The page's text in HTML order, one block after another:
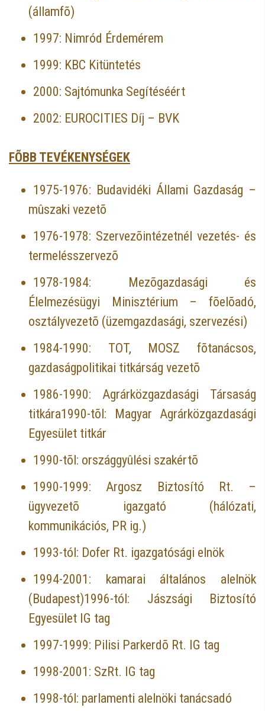
(államfõ)
1997: Nimród Érdemérem
1999: KBC Kitüntetés
2000: Sajtómunka Segítéséért
2002: EUROCITIES Díj – BVK
FÕBB TEVÉKENYSÉGEK
1975-1976: Budavidéki Állami Gazdaság –
mûszaki vezetõ
1976-1978: Szervezõintézetnél vezetés- és
termelésszervezõ
1978-1984: Mezõgazdasági és
Élelmezésügyi Minisztérium – fõelõadó,
osztályvezetõ (üzemgazdasági, szervezési)
1984-1990: TOT, MOSZ fõtanácsos,
gazdaságpolitikai titkárság vezetõ
1986-1990: Agrárközgazdasági Társaság
titkára1990-tõl: Magyar Agrárközgazdasági
Egyesület titkár
1990-tõl: országgyûlési szakértõ
1990-1999: Argosz Biztosító Rt. –
ügyvezetõ igazgató (hálózati,
kommunikációs, PR ig.)
1993-tól: Dofer Rt. igazgatósági elnök
1994-2001: kamarai általános alelnök
(Budapest)1996-tól: Jászsági Biztosító
Egyesület IG tag
1997-1999: Pilisi Parkerdõ Rt. IG tag
1998-2001: SzRt. IG tag
1998-tól: parlamenti alelnöki tanácsadó